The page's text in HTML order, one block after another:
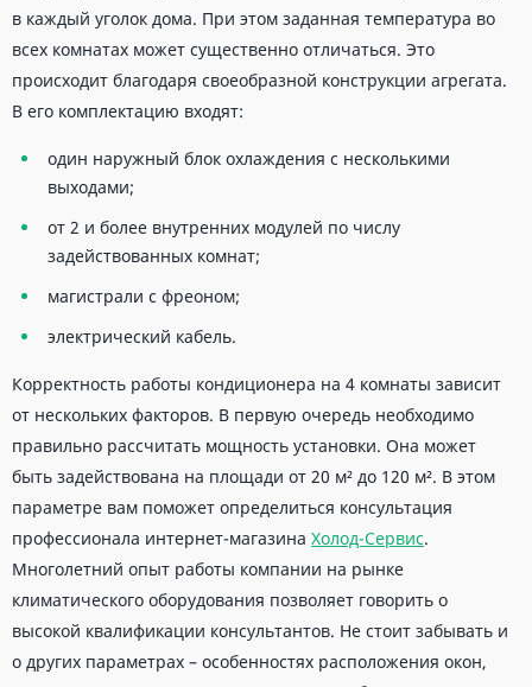
в каждый уголок дома. При этом заданная температура во
всех комнатах может существенно отличаться. Это
происходит благодаря своеобразной конструкции агрегата.
В его комплектацию входят:
один наружный блок охлаждения с несколькими
выходами;
от 2 и более внутренних модулей по числу
задействованных комнат;
магистрали с фреоном;
электрический кабель.
Корректность работы кондиционера на 4 комнаты зависит
от нескольких факторов. В первую очередь необходимо
правильно рассчитать мощность установки. Она может
быть задействована на площади от 20 м² до 120 м². В этом
параметре вам поможет определиться консультация
профессионала интернет-магазина Холод-Сервис.
Многолетний опыт работы компании на рынке
климатического оборудования позволяет говорить о
высокой квалификации консультантов. Не стоит забывать и
о других параметрах – особенностях расположения окон,